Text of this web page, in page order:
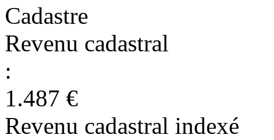
Cadastre
Revenu cadastral
:
1.487 €
Revenu cadastral indexé